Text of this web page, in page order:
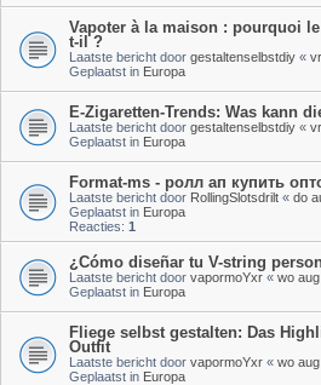
Vapoter à la maison : pourquoi
t-il ?
Laatste bericht door gestaltenselbstdiy «
Geplaatst in Europa
E-Zigaretten-Trends: Was kann
Laatste bericht door gestaltenselbstdiy «
Geplaatst in Europa
Format-ms - ролл ап купить
Laatste bericht door RollingSlotsdrilt « do
Geplaatst in Europa
Reacties: 1
¿Cómo diseñar tu V-string
Laatste bericht door vapormoYxr « wo
Geplaatst in Europa
Fliege selbst gestalten: Das
Outfit
Laatste bericht door vapormoYxr « wo
Geplaatst in Europa